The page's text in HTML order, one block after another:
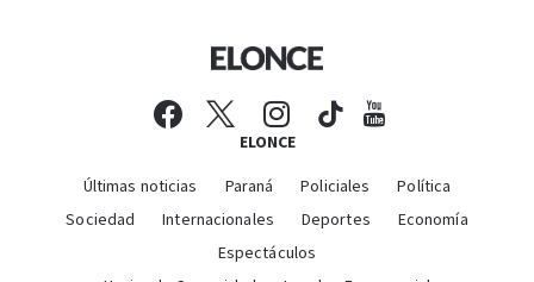
ELONCE
Últimas noticias Paraná Policiales
Política
Sociedad
Internacionales Deportes
Economía
Espectáculos